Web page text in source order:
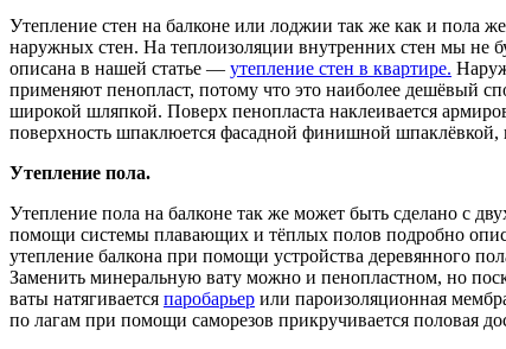
Утепление стен на балконе или лоджии так же как и пола
наружных стен. На теплоизоляции внутренних стен мы не
описана в нашей статье — утепление стен в квартире.
применяют пенопласт, потому что это наиболее дешёвый
широкой шляпкой. Поверх пенопласта наклеивается
поверхность шпаклюется фасадной финишной шпаклёвкой,
Утепление пола.
Утепление пола на балконе так же может быть сделано с
помощи системы плавающих и тёплых полов подробно
утепление балкона при помощи устройства деревянного
Заменить минеральную вату можно и пенопластном, но
ваты натягивается паробарьер или пароизоляционная
по лагам при помощи саморезов прикручивается